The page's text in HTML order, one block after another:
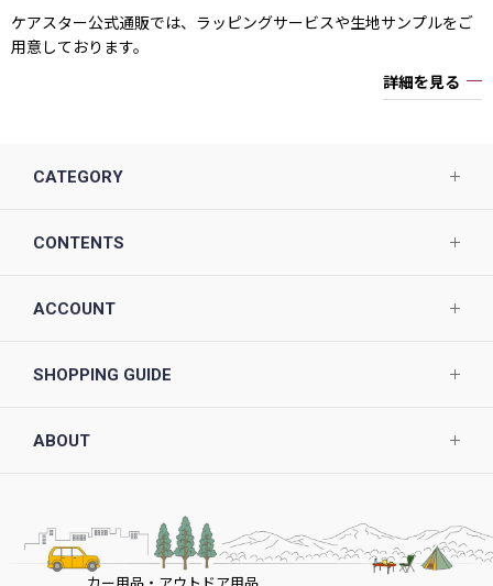
ケアスター公式通販では、ラッピングサービスや生地サンプルをご
用意しております。
詳細を見る
CATEGORY
CONTENTS
ACCOUNT
SHOPPING GUIDE
ABOUT